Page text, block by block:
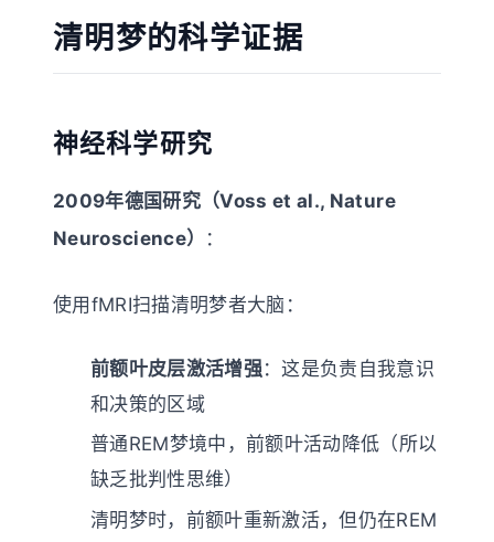
清明梦的科学证据
神经科学研究
2009年德国研究（Voss et al., Nature
Neuroscience）
：
使用fMRI扫描清明梦者大脑：
前额叶皮层激活增强：这是负责自我意识
和决策的区域
普通REM梦境中，前额叶活动降低（所以
缺乏批判性思维）
清明梦时，前额叶重新激活，但仍在REM